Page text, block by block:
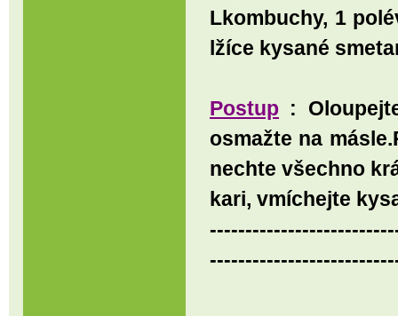
Lkombuchy, 1
lžíce kysané
Postup :
osmažte na
nechte všechno
kari, vmíchejte